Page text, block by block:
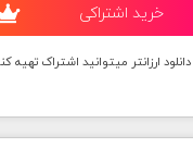
خريد اشتراکی
دانلود ارزانتر میتوانید اشتراک تهیه